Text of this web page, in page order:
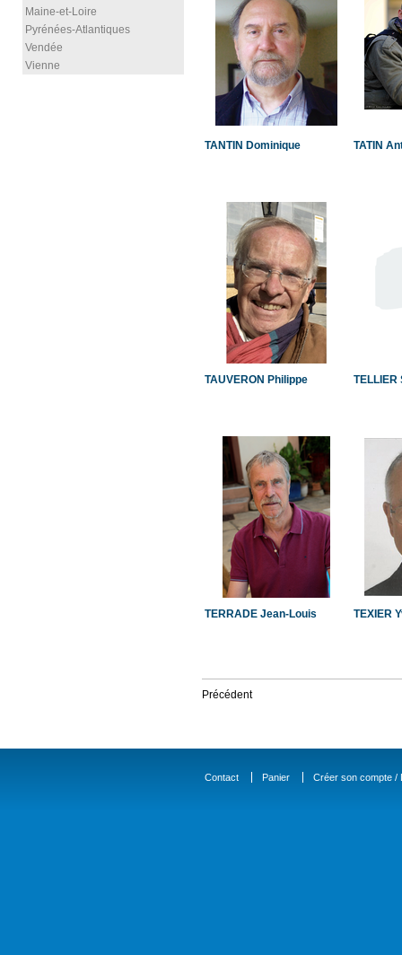
Maine-et-Loire
Pyrénées-Atlantiques
Vendée
Vienne
TANTIN Dominique TATIN
TAUVERON Philippe TELLIER
TERRADE Jean-Louis TEXIER
Précédent
Contact Panier Créer son compte /